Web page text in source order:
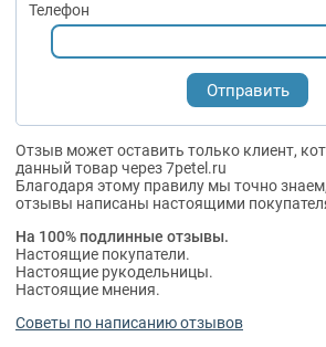
Телефон
Отзыв может оставить только клиент,
данный товар через 7petel.ru
Благодаря этому правилу мы точно
отзывы написаны настоящими
На 100% подлинные отзывы.
Настоящие покупатели.
Настоящие рукодельницы.
Настоящие мнения.
Советы по написанию отзывов